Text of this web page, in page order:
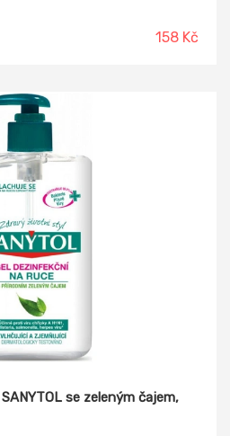
158 Kč
se zeleným čajem,